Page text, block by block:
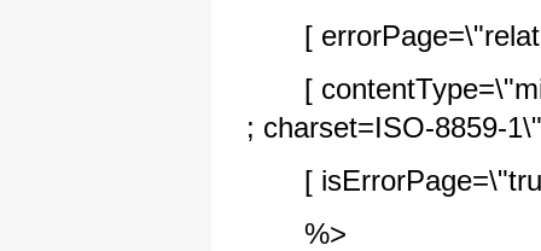
[
[
; charset=ISO-8859-
[
%>